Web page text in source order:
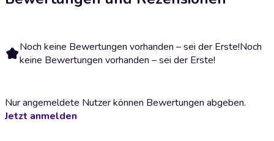
Noch keine Bewertungen vorhanden – sei der Erste!Noch
keine Bewertungen vorhanden – sei der Erste!
Nur angemeldete Nutzer können Bewertungen abgeben.
Jetzt anmelden